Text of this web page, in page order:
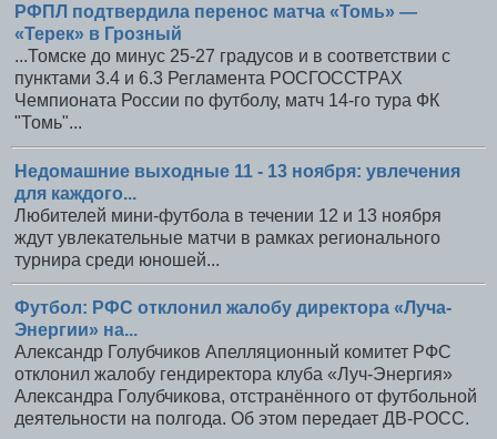
РФПЛ подтвердила перенос матча «Томь» —
«Терек» в Грозный
...Томске до минус 25-27 градусов и в соответствии с
пунктами 3.4 и 6.3 Регламента РОСГОССТРАХ
Чемпионата России по футболу, матч 14-го тура ФК
"Томь"...
Недомашние выходные 11 - 13 ноября: увлечения
для каждого...
Любителей мини-футбола в течении 12 и 13 ноября
ждут увлекательные матчи в рамках регионального
турнира среди юношей...
Футбол: РФС отклонил жалобу директора «Луча-
Энергии» на...
Александр Голубчиков Апелляционный комитет РФС
отклонил жалобу гендиректора клуба «Луч-Энергия»
Александра Голубчикова, отстранённого от футбольной
деятельности на полгода. Об этом передает ДВ-РОСС.